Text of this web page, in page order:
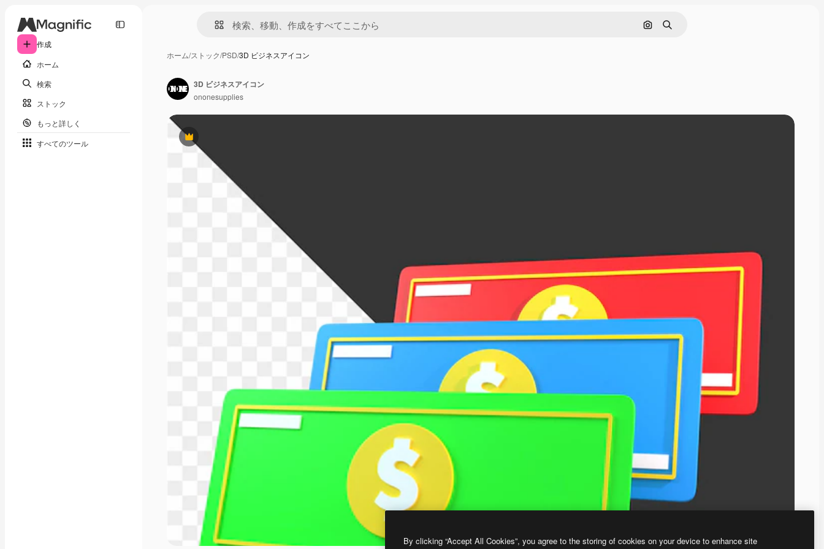
作成
ホーム
検索
ストック
もっと詳しく
すべてのツール
画像で検索
検索
ホーム/ストック/PSD/3D ビジネスアイコン
Premium
3D ビジネスアイコン
ononesupplies
By clicking “Accept All Cookies”, you agree to the storing of cookies on your device to enhance site